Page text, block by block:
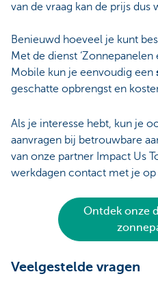
van de vraag kan de prijs dus
Benieuwd hoeveel je kunt
Met de dienst ‘Zonnepanelen
Mobile kun je eenvoudig een
geschatte opbrengst en
Als je interesse hebt, kun je
aanvragen bij betrouwbare
van onze partner Impact Us
werkdagen contact met je
Ontdek onze
Veelgestelde vragen